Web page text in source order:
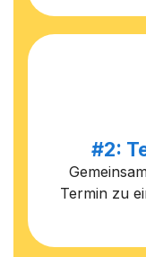
#2:
Termin zu